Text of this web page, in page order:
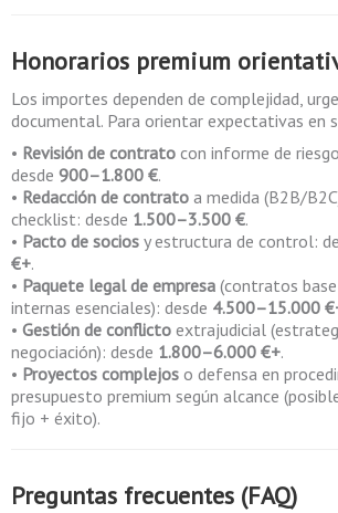
Honorarios premium
Los importes dependen de complejidad,
documental. Para orientar expectativas en
• Revisión de contrato con informe de
desde 900–1.800 €.
• Redacción de contrato a medida (B2B/
checklist: desde 1.500–3.500 €.
• Pacto de socios y estructura de control:
€+.
• Paquete legal de empresa (contratos
internas esenciales): desde 4.500–15.000
• Gestión de conflicto extrajudicial
negociación): desde 1.800–6.000 €+.
• Proyectos complejos o defensa en
presupuesto premium según alcance
fijo + éxito).
Preguntas frecuentes (FAQ)